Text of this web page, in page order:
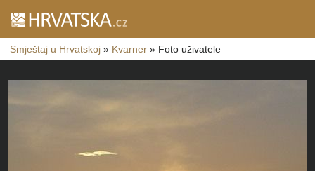
Smještaj u Hrvatskoj » Kvarner » Foto uživatele